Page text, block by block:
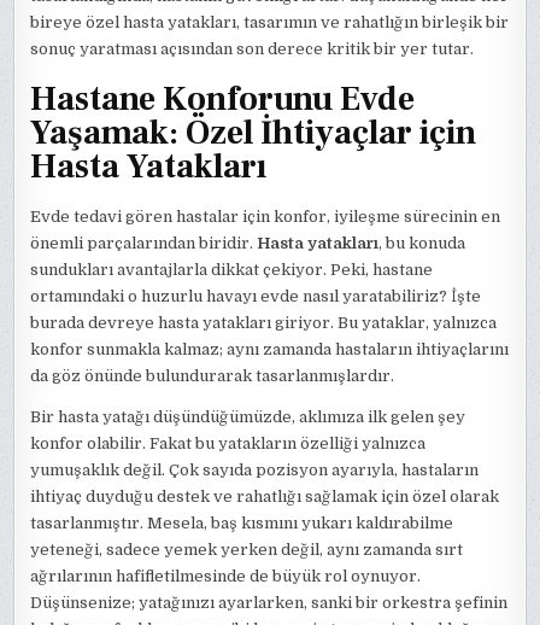
bireye özel hasta yatakları, tasarımın ve rahatlığın birleşik bir
sonuç yaratması açısından son derece kritik bir yer tutar.
Hastane Konforunu Evde
Yaşamak: Özel İhtiyaçlar için
Hasta Yatakları
Evde tedavi gören hastalar için konfor, iyileşme sürecinin en
önemli parçalarından biridir. Hasta yatakları, bu konuda
sundukları avantajlarla dikkat çekiyor. Peki, hastane
ortamındaki o huzurlu havayı evde nasıl yaratabiliriz? İşte
burada devreye hasta yatakları giriyor. Bu yataklar, yalnızca
konfor sunmakla kalmaz; aynı zamanda hastaların ihtiyaçlarını
da göz önünde bulundurarak tasarlanmışlardır.
Bir hasta yatağı düşündüğümüzde, aklımıza ilk gelen şey
konfor olabilir. Fakat bu yatakların özelliği yalnızca
yumuşaklık değil. Çok sayıda pozisyon ayarıyla, hastaların
ihtiyaç duyduğu destek ve rahatlığı sağlamak için özel olarak
tasarlanmıştır. Mesela, baş kısmını yukarı kaldırabilme
yeteneği, sadece yemek yerken değil, aynı zamanda sırt
ağrılarının hafifletilmesinde de büyük rol oynuyor.
Düşünsenize; yatağınızı ayarlarken, sanki bir orkestra şefinin